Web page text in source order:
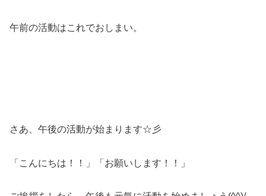
午前の活動はこれでおしまい。
さあ、午後の活動が始まります☆彡
「こんにちは！！」「お願いします！！」